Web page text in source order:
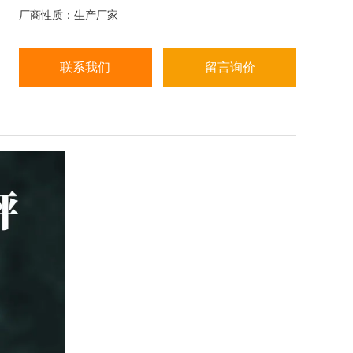
节省更多的人力物力，提高企业生产周期效率，可广
件、电子、塑胶等行业。
厂商性质：生产厂家
联系我们 留言询价